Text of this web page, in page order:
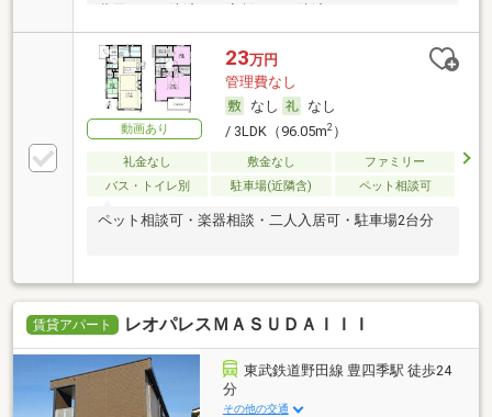
動画あり
23万円
管理費なし
なし
なし
/ 3LDK（96.05m2）
礼金なし 敷金なし
ファミリー
バス・トイレ別
駐車場(近隣含) ペット相談可
ペット相談可・楽器相談・二人入居可・駐車場2台分
賃貸アパート レオパレスＭＡＳＵＤＡＩＩＩ
東武鉄道野田線 豊四季駅 徒歩24
分
その他の交通